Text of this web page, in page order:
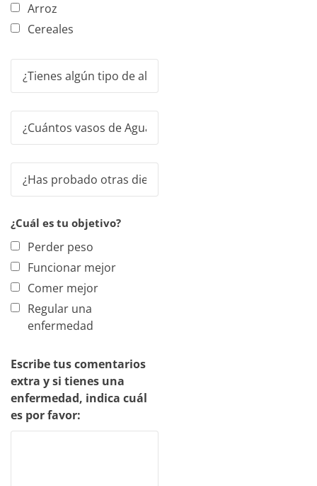
Arroz
Cereales
¿Cuál es tu objetivo?
Perder peso
Funcionar mejor
Comer mejor
Regular una
enfermedad
Escribe tus comentarios
extra y si tienes una
enfermedad, indica cuál
es por favor: